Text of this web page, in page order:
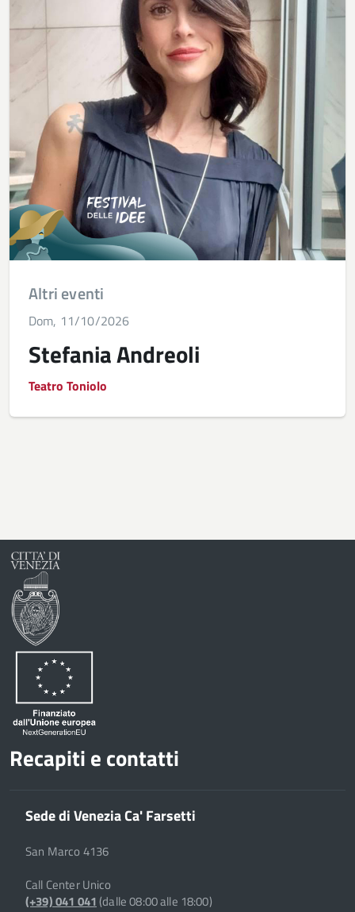
Altri eventi
Dom, 11/10/2026
Stefania Andreoli
Teatro Toniolo
Recapiti e contatti
Sede di Venezia Ca' Farsetti
San Marco 4136
Call Center Unico
(+39) 041 041(dalle 08:00 alle 18:00)